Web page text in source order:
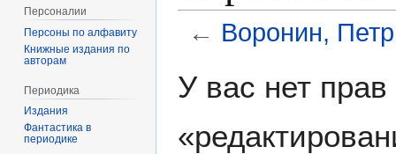
← Воронин,
У вас нет
Персоналии
Персоны по алфавиту
Книжные издания по
авторам
Периодика
Издания
Фантастика в
периодике